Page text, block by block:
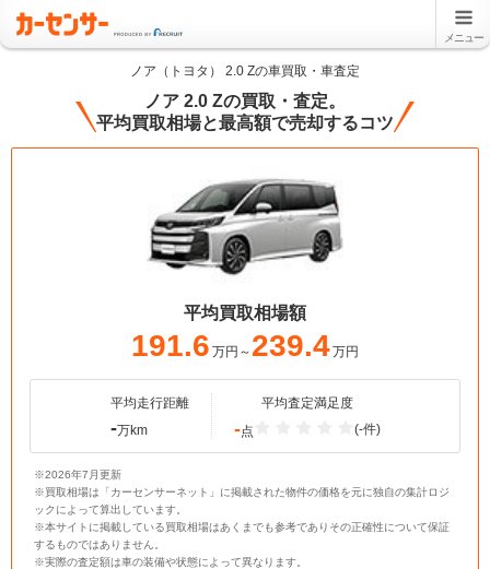
メニュー
ノア（トヨタ） 2.0 Zの車買取・車査定
ノア 2.0 Zの買取・査定。
平均買取相場と最高額で売却するコツ
平均買取相場額
191.6 万円～ 239.4万円
平均走行距離
-万km
平均査定満足度
-点 (-件)
※2026年7月更新
※買取相場は「カーセンサーネット」に掲載された物件の価格を元に独自の集計ロジ
ックによって算出しています。
※本サイトに掲載している買取相場はあくまでも参考でありその正確性について保証
するものではありません。
※実際の査定額は車の装備や状態によって異なります。